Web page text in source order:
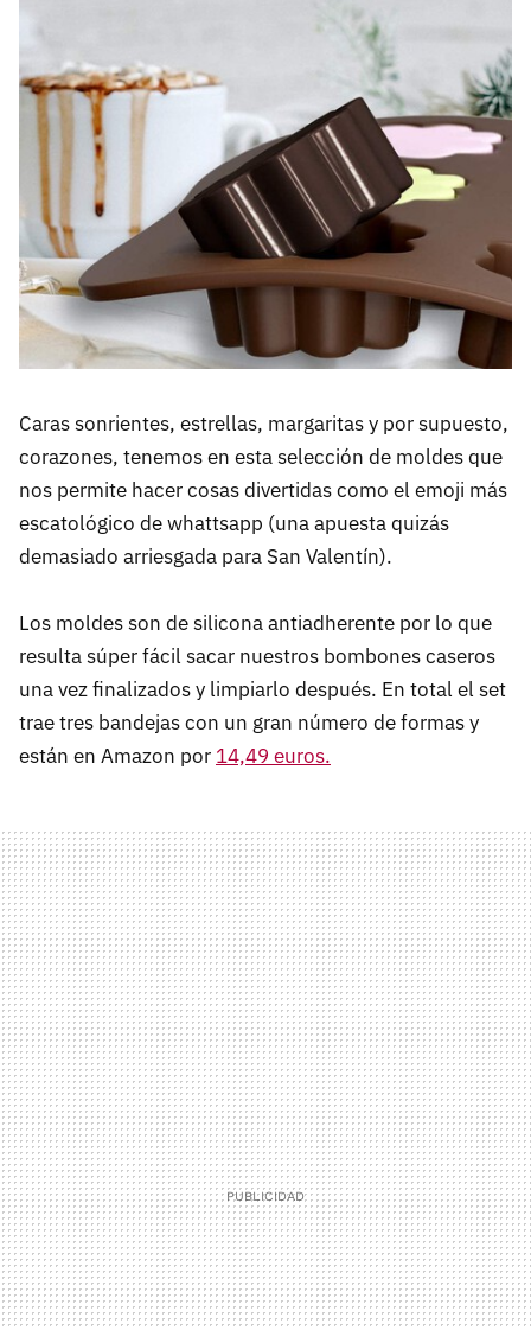
Caras sonrientes, estrellas, margaritas y por supuesto,
corazones, tenemos en esta selección de moldes que
nos permite hacer cosas divertidas como el emoji más
escatológico de whattsapp (una apuesta quizás
demasiado arriesgada para San Valentín).
Los moldes son de silicona antiadherente por lo que
resulta súper fácil sacar nuestros bombones caseros
una vez finalizados y limpiarlo después. En total el set
trae tres bandejas con un gran número de formas y
están en Amazon por 14,49 euros.